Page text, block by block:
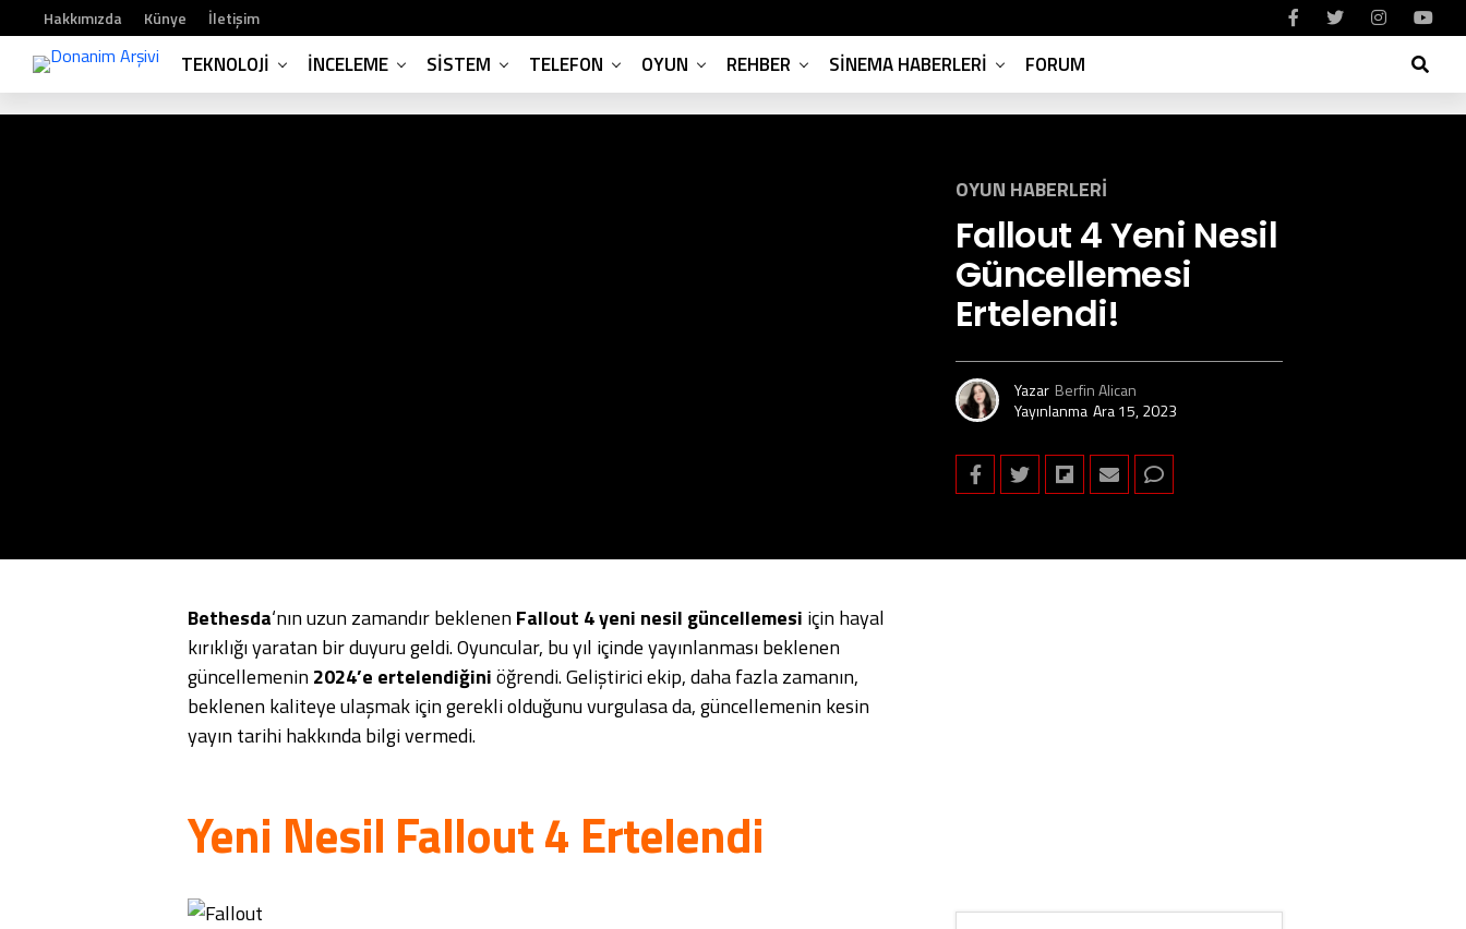
Hakkımızda Künye İletişim
TEKNOLOJI İNCELEME SISTEM TELEFON OYUN REHBER SINEMA HABERLERI FORUM
OYUN HABERLERI
Fallout 4 Yeni Nesil
Güncellemesi
Ertelendi!
Yazar Berfin Alican
Yayınlanma Ara 15, 2023
Bethesda‘nın uzun zamandır beklenenFallout 4 yeni nesil güncellemesi için hayal
kırıklığı yaratan bir duyuru geldi. Oyuncular, bu yıl içinde yayınlanması beklenen
güncellemenin2024’e ertelendiğiniöğrendi. Geliştirici ekip, daha fazla zamanın,
beklenen kaliteye ulaşmak için gerekli olduğunu vurgulasa da, güncellemenin kesin
yayın tarihi hakkında bilgi vermedi.
Yeni Nesil Fallout 4 Ertelendi